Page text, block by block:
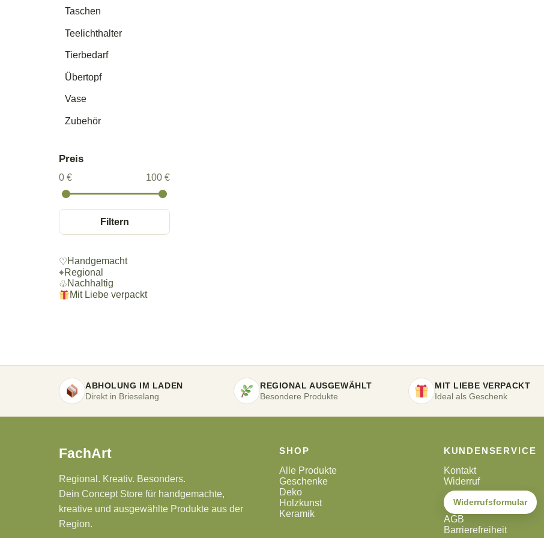
Taschen
Teelichthalter
Tierbedarf
Übertopf
Vase
Zubehör
Preis
0 € 100 €
Filtern
♡Handgemacht
⌖Regional
♧Nachhaltig
Mit Liebe verpackt
ABHOLUNG IM LADEN
Direkt in Brieselang
REGIONAL AUSGEWÄHLT
Besondere Produkte
MIT LIEBE VERPACKT
Ideal als Geschenk
FachArt
Regional. Kreativ. Besonders.
Dein Concept Store für handgemachte,
kreative und ausgewählte Produkte aus der
Region.
SHOP
Alle Produkte
Geschenke
Deko
Holzkunst
Keramik
KUNDENSERVICE
Kontakt
Widerruf
Widerrufsformular
AGB
Barrierefreiheit